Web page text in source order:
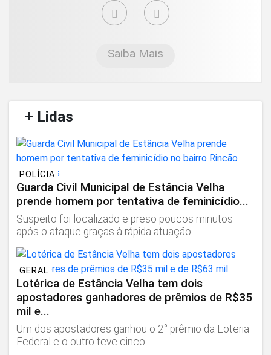
Saiba Mais
+ Lidas
POLÍCIA
Guarda Civil Municipal de Estância Velha
prende homem por tentativa de feminicídio...
Suspeito foi localizado e preso poucos minutos
após o ataque graças à rápida atuação...
GERAL
Lotérica de Estância Velha tem dois
apostadores ganhadores de prêmios de R$35
mil e...
Um dos apostadores ganhou o 2° prêmio da Loteria
Federal e o outro teve cinco...